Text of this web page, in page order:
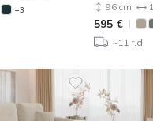
+3 96 cm
595 €
~11 r.d.